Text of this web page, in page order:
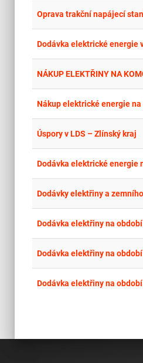
Oprava trakční napájecí
Dodávka elektrické energie
NÁKUP ELEKTŘINY NA
Úspory v LDS – Zlínský kraj
Dodávka elektrické energie